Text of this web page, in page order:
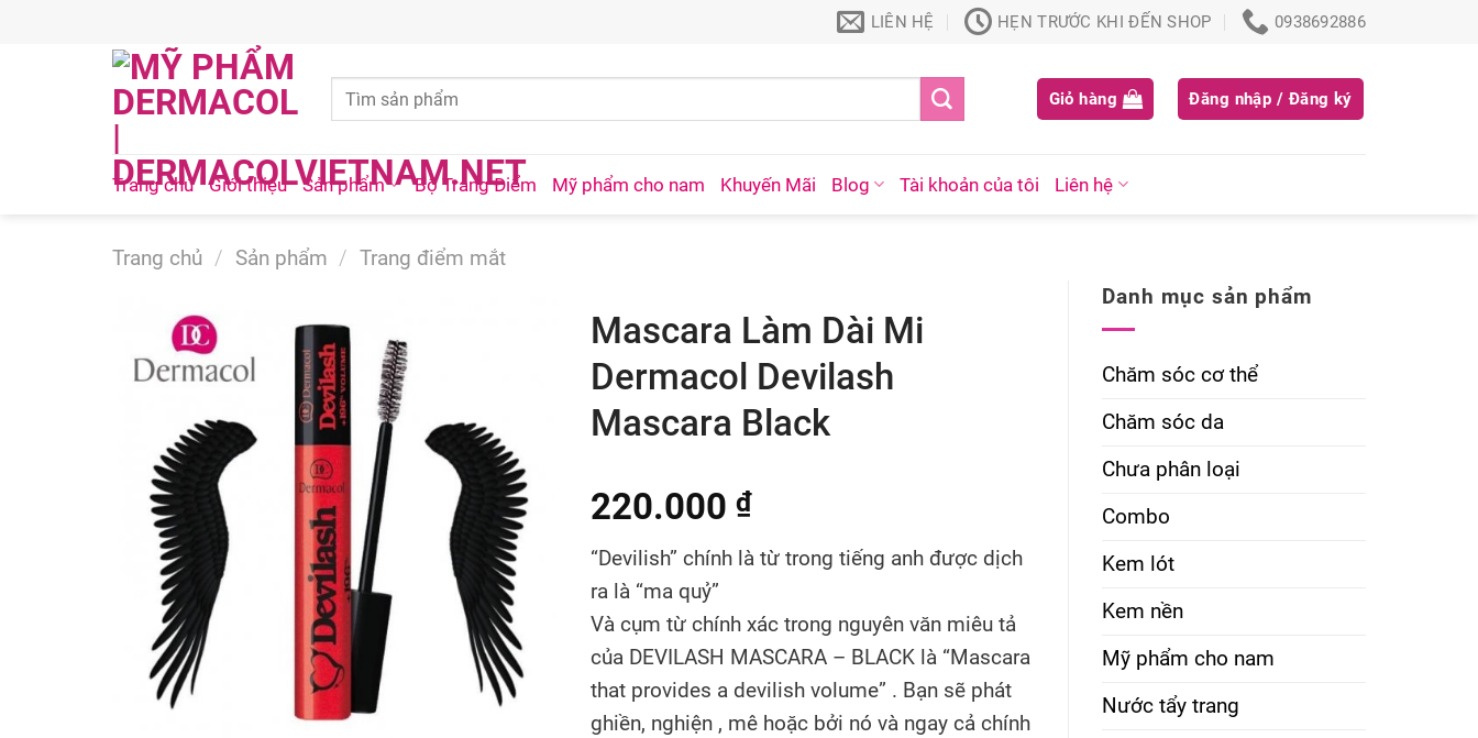
LIÊN HỆ HẸN TRƯỚC KHI ĐẾN SHOP 0938692886
Giỏ hàng Đăng nhập / Đăng ký
Trang chủ Giới thiệu Sản phẩm Bộ Trang Điểm Mỹ phẩm cho nam Khuyến Mãi Blog Tài khoản của tôi Liên hệ
Trang chủ / Sản phẩm / Trang điểm mắt
Danh mục sản phẩm
Chăm sóc cơ thể
Chăm sóc da
Chưa phân loại
Combo
Kem lót
Kem nền
Mỹ phẩm cho nam
Nước tẩy trang
Mascara Làm Dài Mi
Dermacol Devilash
Mascara Black
220.000 ₫
“Devilish” chính là từ trong tiếng anh được dịch
ra là “ma quỷ”
Và cụm từ chính xác trong nguyên văn miêu tả
của DEVILASH MASCARA – BLACK là “Mascara
that provides a devilish volume” . Bạn sẽ phát
ghiền, nghiện , mê hoặc bởi nó và ngay cả chính